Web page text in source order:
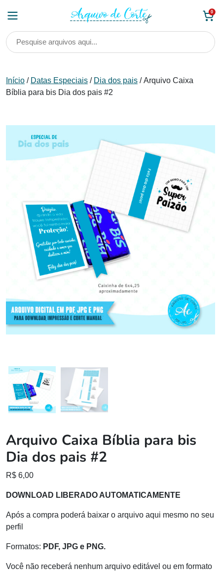
0
Início / Datas Especiais / Dia dos pais / Arquivo Caixa
Bíblia para bis Dia dos pais #2
Arquivo Caixa Bíblia para bis
Dia dos pais #2
R$ 6,00
DOWNLOAD LIBERADO AUTOMATICAMENTE
Após a compra poderá baixar o arquivo aqui mesmo no seu
perfil
Formatos: PDF, JPG e PNG.
Você não receberá nenhum arquivo editável ou em formato